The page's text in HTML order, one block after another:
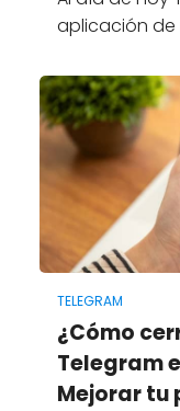
aplicación de
TELEGRAM
¿Cómo
Telegram
Mejorar tu